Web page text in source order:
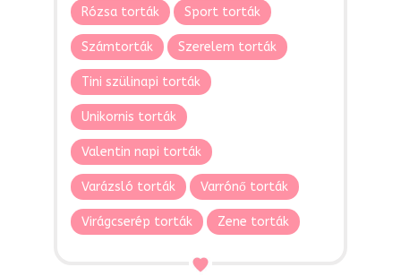
Rózsa torták Sport torták
Számtorták Szerelem torták
Tini szülinapi torták
Unikornis torták
Valentin napi torták
Varázsló torták Varrónő torták
Virágcserép torták Zene torták